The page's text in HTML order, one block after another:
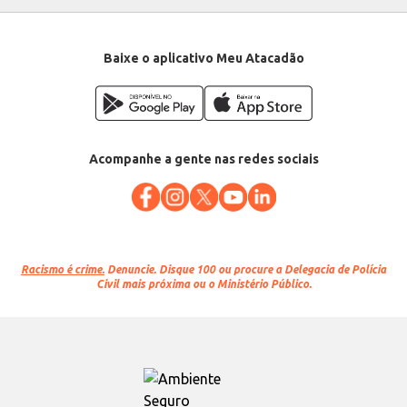
Baixe o aplicativo Meu Atacadão
Acompanhe a gente nas redes sociais
Racismo é crime. Denuncie. Disque 100 ou procure a Delegacia de Polícia
Civil mais próxima ou o Ministério Público.